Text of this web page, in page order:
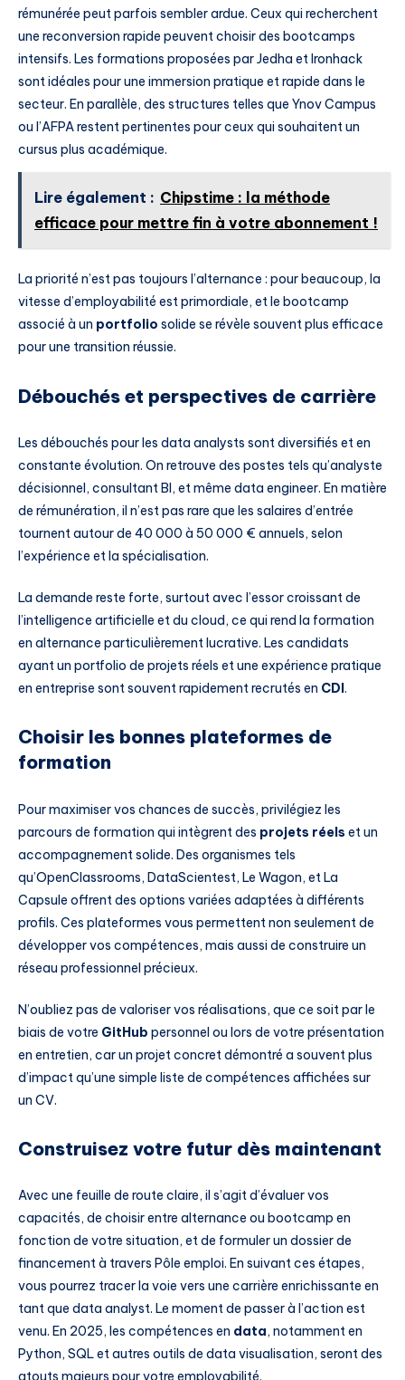
rémunérée peut parfois sembler ardue. Ceux qui recherchent
une reconversion rapide peuvent choisir des bootcamps
intensifs. Les formations proposées par Jedha et Ironhack
sont idéales pour une immersion pratique et rapide dans le
secteur. En parallèle, des structures telles que Ynov Campus
ou l’AFPA restent pertinentes pour ceux qui souhaitent un
cursus plus académique.
Lire également : Chipstime : la méthode
efficace pour mettre fin à votre abonnement !
La priorité n’est pas toujours l’alternance : pour beaucoup, la
vitesse d’employabilité est primordiale, et le bootcamp
associé à un portfolio solide se révèle souvent plus efficace
pour une transition réussie.
Débouchés et perspectives de carrière
Les débouchés pour les data analysts sont diversifiés et en
constante évolution. On retrouve des postes tels qu’analyste
décisionnel, consultant BI, et même data engineer. En matière
de rémunération, il n’est pas rare que les salaires d’entrée
tournent autour de 40 000 à 50 000 € annuels, selon
l’expérience et la spécialisation.
La demande reste forte, surtout avec l’essor croissant de
l’intelligence artificielle et du cloud, ce qui rend la formation
en alternance particulièrement lucrative. Les candidats
ayant un portfolio de projets réels et une expérience pratique
en entreprise sont souvent rapidement recrutés en CDI.
Choisir les bonnes plateformes de
formation
Pour maximiser vos chances de succès, privilégiez les
parcours de formation qui intègrent des projets réels et un
accompagnement solide. Des organismes tels
qu’OpenClassrooms, DataScientest, Le Wagon, et La
Capsule offrent des options variées adaptées à différents
profils. Ces plateformes vous permettent non seulement de
développer vos compétences, mais aussi de construire un
réseau professionnel précieux.
N’oubliez pas de valoriser vos réalisations, que ce soit par le
biais de votre GitHub personnel ou lors de votre présentation
en entretien, car un projet concret démontré a souvent plus
d’impact qu’une simple liste de compétences affichées sur
un CV.
Construisez votre futur dès maintenant
Avec une feuille de route claire, il s’agit d’évaluer vos
capacités, de choisir entre alternance ou bootcamp en
fonction de votre situation, et de formuler un dossier de
financement à travers Pôle emploi. En suivant ces étapes,
vous pourrez tracer la voie vers une carrière enrichissante en
tant que data analyst. Le moment de passer à l’action est
venu. En 2025, les compétences en data, notamment en
Python, SQL et autres outils de data visualisation, seront des